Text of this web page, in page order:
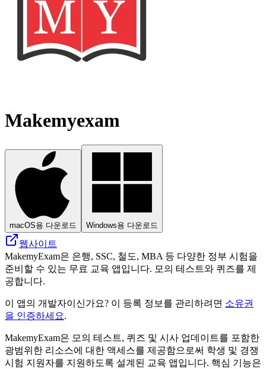
Makemyexam
macOS용 다운로드 Windows용 다운로드
웹사이트
MakemyExam은 은행, SSC, 철도, MBA 등 다양한 정부 시험을
준비할 수 있는 무료 교육 앱입니다. 모의 테스트와 퀴즈를 제
공합니다.
이 앱의 개발자이신가요? 이 등록 정보를 관리하려면 소유권
을 인증하세요.
MakemyExam은 모의 테스트, 퀴즈 및 시사 업데이트를 포함한
광범위한 리소스에 대한 액세스를 제공함으로써 학생 및 경쟁
시험 지원자를 지원하도록 설계된 교육 앱입니다. 핵심 기능은